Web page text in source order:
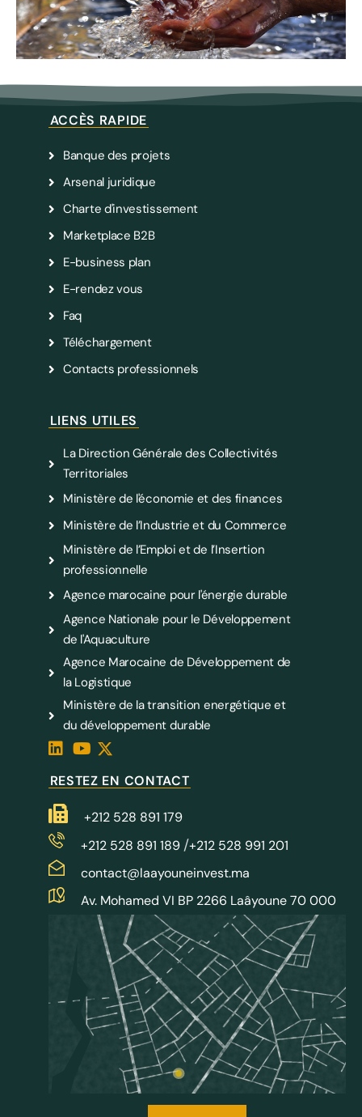
ACCÈS RAPIDE
Banque des projets
Arsenal juridique
Charte d'investissement
Marketplace B2B
E-business plan
E-rendez vous
Faq
Téléchargement
Contacts professionnels
LIENS UTILES
La Direction Générale des Collectivités
Territoriales
Ministère de l'économie et des finances
Ministère de l’Industrie et du Commerce
Ministère de l’Emploi et de l’Insertion
professionnelle
Agence marocaine pour l'énergie durable
Agence Nationale pour le Développement
de l'Aquaculture
Agence Marocaine de Développement de
la Logistique
Ministère de la transition energétique et
du développement durable
RESTEZ EN CONTACT
+212 528 891 179
+212 528 891 189/+212 528 991 201
contact@laayouneinvest.ma
Av. Mohamed VI BP 2266 Laâyoune 70 000